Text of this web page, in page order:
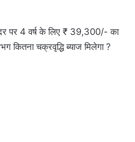
दर पर 4 वर्ष के लिए ₹ 39,300/- का
चक्रवृद्धि ब्याज मिलेगा ?